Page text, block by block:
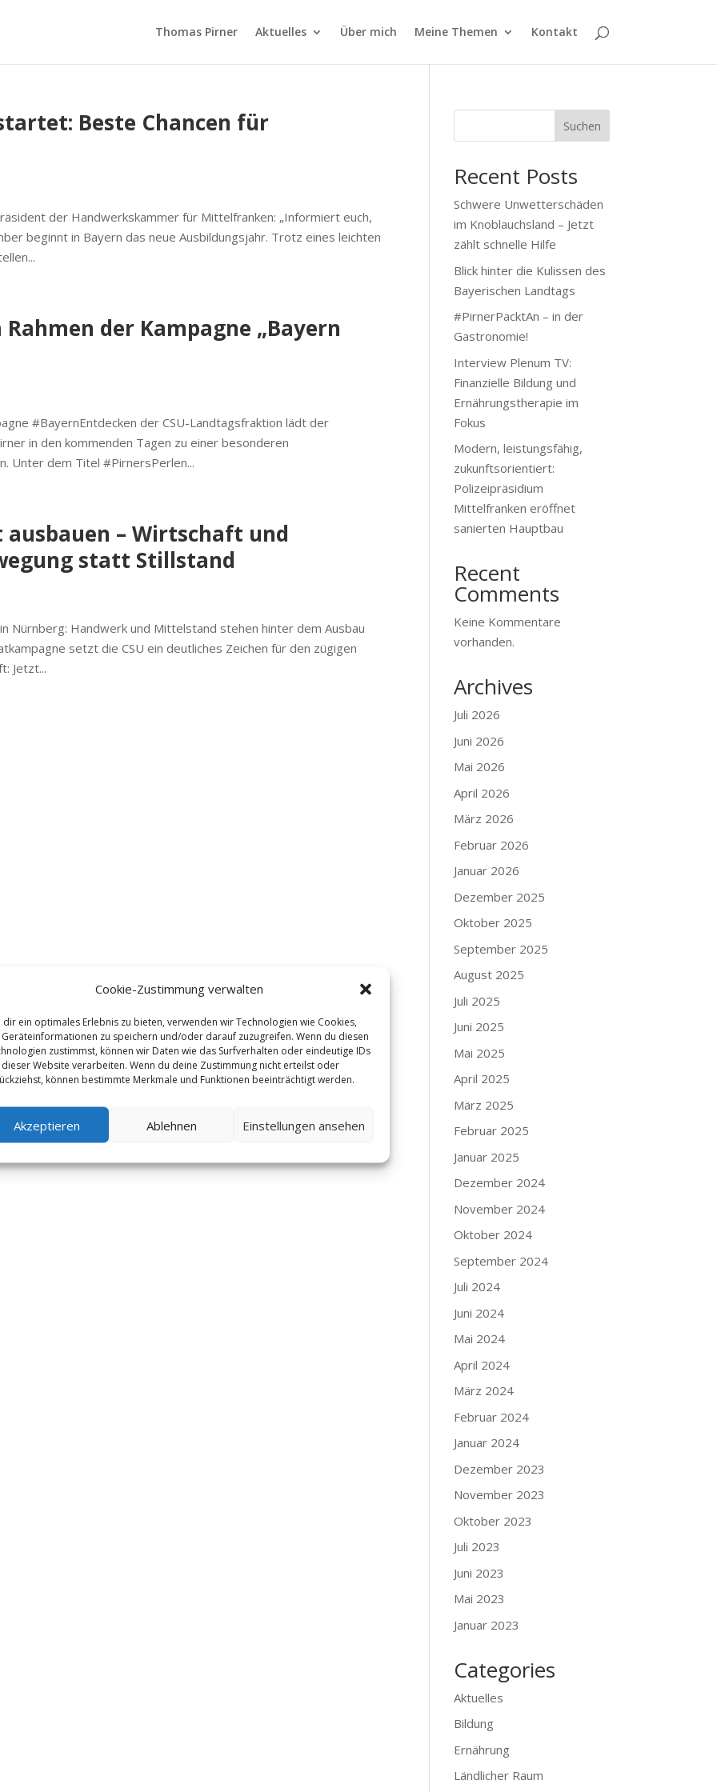
Cookie-Zustimmung verwalten
dir ein optimales Erlebnis zu bieten, verwenden wir Technologien wie Cookies,
zu speichern und/oder darauf zuzugreifen. Wenn du diesen
zustimmst, können wir Daten wie das Surfverhalten oder eindeutige IDs
Website verarbeiten. Wenn du deine Zustimmung nicht erteilst oder
können bestimmte Merkmale und Funktionen beeinträchtigt werden.
Akzeptieren Ablehnen Einstellungen ansehen
Thomas Pirner Aktuelles Über mich Meine Themen Kontakt
Beste Chancen für
der Handwerkskammer für Mittelfranken: „Informiert euch,
beginnt in Bayern das neue Ausbildungsjahr. Trotz eines leichten
der Kampagne „Bayern
#BayernEntdecken der CSU-Landtagsfraktion lädt der
in den kommenden Tagen zu einer besonderen
Unter dem Titel #PirnersPerlen...
– Wirtschaft und
statt Stillstand
Nürnberg: Handwerk und Mittelstand stehen hinter dem Ausbau
setzt die CSU ein deutliches Zeichen für den zügigen
Jetzt...
Suchen
Recent Posts
Schwere Unwetterschäden
im Knoblauchsland – Jetzt
zählt schnelle Hilfe
Blick hinter die Kulissen des
Bayerischen Landtags
#PirnerPacktAn – in der
Gastronomie!
Interview Plenum TV:
Finanzielle Bildung und
Ernährungstherapie im
Fokus
Modern, leistungsfähig,
zukunftsorientiert:
Polizeipräsidium
Mittelfranken eröffnet
sanierten Hauptbau
Recent
Comments
Keine Kommentare
vorhanden.
Archives
Juli 2026
Juni 2026
Mai 2026
April 2026
März 2026
Februar 2026
Januar 2026
Dezember 2025
Oktober 2025
September 2025
August 2025
Juli 2025
Juni 2025
Mai 2025
April 2025
März 2025
Februar 2025
Januar 2025
Dezember 2024
November 2024
Oktober 2024
September 2024
Juli 2024
Juni 2024
Mai 2024
April 2024
März 2024
Februar 2024
Januar 2024
Dezember 2023
November 2023
Oktober 2023
Juli 2023
Juni 2023
Mai 2023
Januar 2023
Categories
Aktuelles
Bildung
Ernährung
Ländlicher Raum